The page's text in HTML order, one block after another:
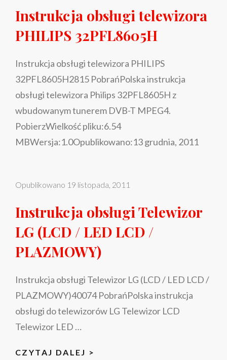
32PFL8605H
Instrukcja obsługi telewizora
PHILIPS 32PFL8605H
Instrukcja obsługi telewizora PHILIPS
32PFL8605H2815 PobrańPolska instrukcja
obsługi telewizora Philips 32PFL8605H z
wbudowanym tunerem DVB-T MPEG4.
PobierzWielkość pliku:6.54
MBWersja:1.0Opublikowano:13 grudnia, 2011
Opublikowano 19 listopada, 2011
Instrukcja obsługi Telewizor
LG (LCD / LED LCD /
PLAZMOWY)
Instrukcja obsługi Telewizor LG (LCD / LED LCD /
PLAZMOWY)40074 PobrańPolska instrukcja
obsługi do telewizorów LG Telewizor LCD
Telewizor LED …
CZYTAJ DALEJ >